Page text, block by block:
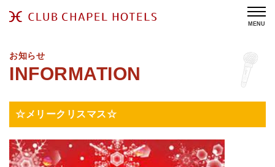
MENU
お知らせ
☆メリークリスマス☆